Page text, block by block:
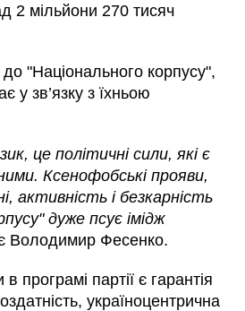
2 мільйони 270 тисяч
"Національного корпусу",
у зв’язку з їхньою
це політичні сили, які є
Ксенофобські прояви,
активність і безкарність
дуже псує імідж
Володимир Фесенко.
програмі партії є гарантія
україноцентрична